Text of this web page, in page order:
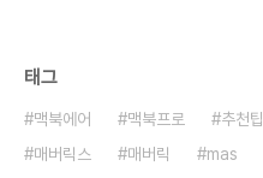
태그
맥북에어 맥북프로 추천팁
매버릭스
매버릭 mas